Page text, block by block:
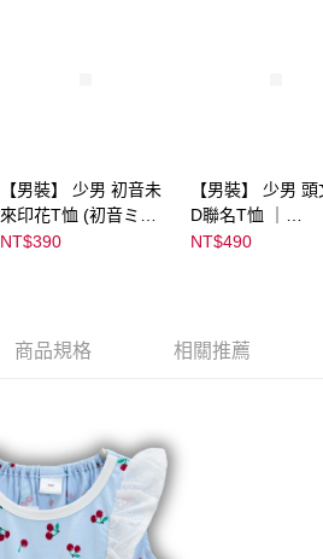
【男裝】 少男 初音未
來印花T恤 (初音ミク)
｜
NT$390
【男裝】 少男
D聯名T恤 ｜
NT$490
商品規格 相關推薦